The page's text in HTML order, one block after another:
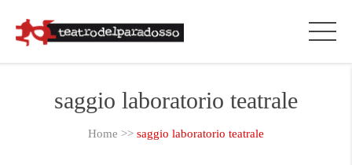
saggio laboratorio teatrale
Home >> saggio laboratorio teatrale